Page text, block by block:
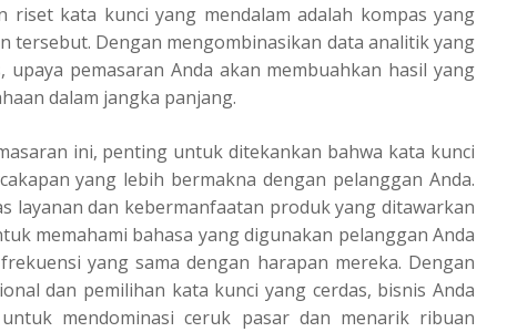
kata kunci yang mendalam adalah kompas yang
tersebut. Dengan mengombinasikan data analitik yang
pemasaran Anda akan membuahkan hasil yang
dalam jangka panjang.
ini, penting untuk ditekankan bahwa kata kunci
yang lebih bermakna dengan pelanggan Anda.
layanan dan kebermanfaatan produk yang ditawarkan
memahami bahasa yang digunakan pelanggan Anda
yang sama dengan harapan mereka. Dengan
dan pemilihan kata kunci yang cerdas, bisnis Anda
mendominasi ceruk pasar dan menarik ribuan